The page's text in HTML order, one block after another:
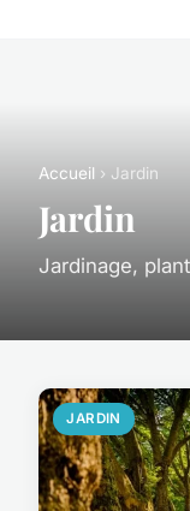
Accueil › Jardin
Jardin
Jardinage,
JARDIN